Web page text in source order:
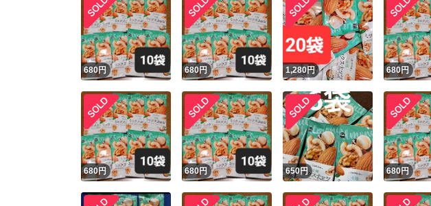
680円 680円 1,280円 680円
680円 680円 650円 680円